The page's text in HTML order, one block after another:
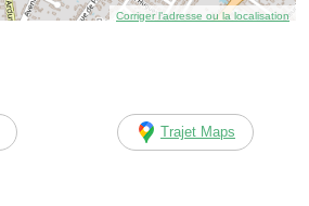
Corriger l’adresse ou la localisation
Trajet Maps